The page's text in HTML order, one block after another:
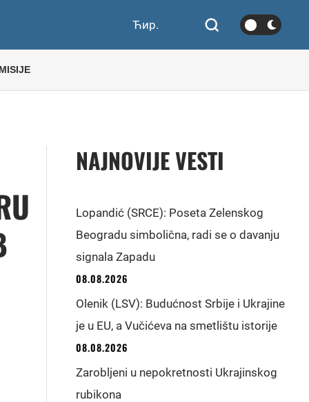
Ћир.
NAJNOVIJE VESTI
Lopandić (SRCE): Poseta Zelenskog
Beogradu simbolična, radi se o davanju
signala Zapadu
08.08.2026
Olenik (LSV): Budućnost Srbije i Ukrajine
je u EU, a Vučićeva na smetlištu istorije
08.08.2026
Zarobljeni u nepokretnosti Ukrajinskog
rubikona